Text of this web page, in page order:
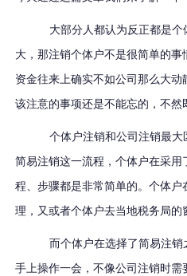
大部分人都认为反正都是
大，那注销个体户不是很简单的
资金往来上确实不如公司那么大动
该注意的事项还是不能忘的，不然
个体户注销和公司注销最
简易注销这一流程，个体户在采
程、步骤都是非常简单的。个体
理，又或者个体户去当地税务局的
而个体户在选择了简易注
手上操作一会，不像公司注销时